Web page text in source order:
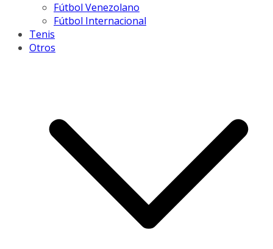
Fútbol Venezolano
Fútbol Internacional
Tenis
Otros